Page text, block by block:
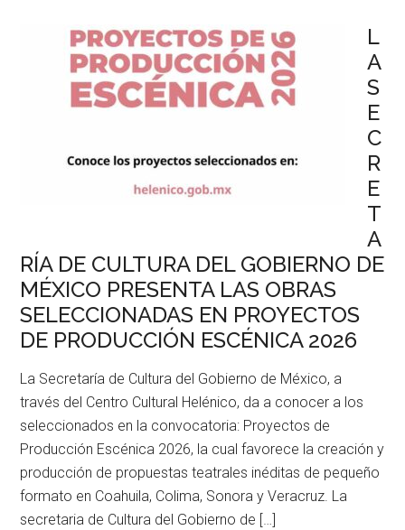
L
A
S
E
C
R
E
T
A
RÍA DE CULTURA DEL GOBIERNO DE
MÉXICO PRESENTA LAS OBRAS
SELECCIONADAS EN PROYECTOS
DE PRODUCCIÓN ESCÉNICA 2026
La Secretaría de Cultura del Gobierno de México, a
través del Centro Cultural Helénico, da a conocer a los
seleccionados en la convocatoria: Proyectos de
Producción Escénica 2026, la cual favorece la creación y
producción de propuestas teatrales inéditas de pequeño
formato en Coahuila, Colima, Sonora y Veracruz. La
secretaria de Cultura del Gobierno de […]